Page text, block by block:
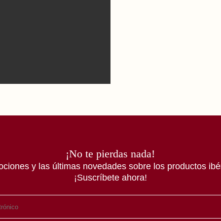
¡No te pierdas nada!
y las últimas novedades sobre los productos
¡Suscríbete ahora!